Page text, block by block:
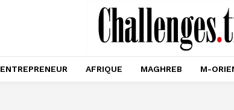
ENTREPRENEUR AFRIQUE MAGHREB M-